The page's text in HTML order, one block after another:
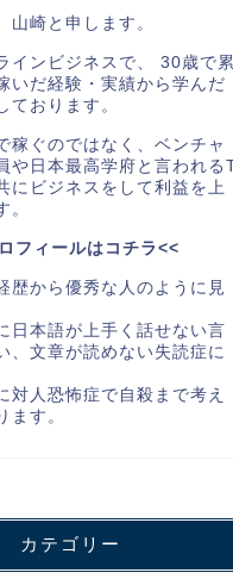
山崎と申します。
インビジネスで、 30歳で累
いだ経験・実績から学んだ
ております。
稼ぐのではなく、ベンチャ
や日本最高学府と言われる
にビジネスをして利益を上
。
フィールはコチラ<<
歴から優秀な人のように見
日本語が上手く話せない言
、文章が読めない失読症に
対人恐怖症で自殺まで考え
ます。
カテゴリー